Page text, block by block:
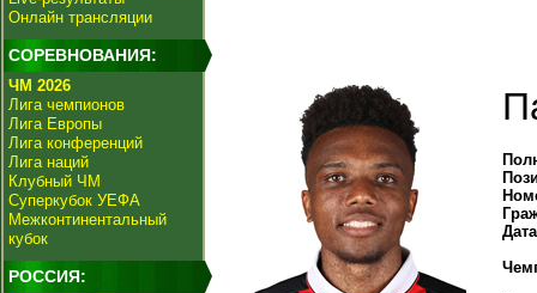
Онлайн трансляции
СОРЕВНОВАНИЯ:
ЧМ 2026
Лига чемпионов
Лига Европы
Лига конференций
Лига наций
Клубный ЧМ
Суперкубок УЕФА
Межконтинентальный
кубок
РОССИЯ: